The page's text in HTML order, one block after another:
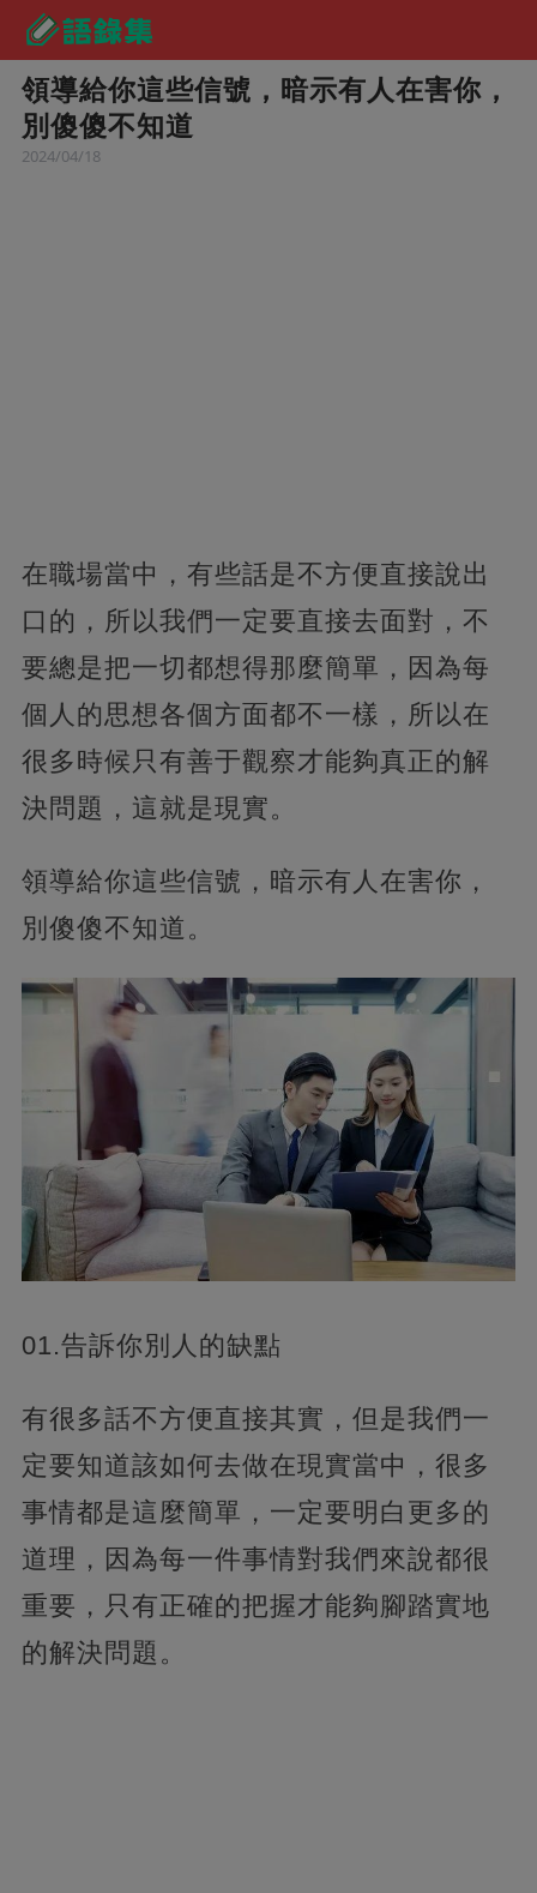
領導給你這些信號，暗示有人在害你，
別傻傻不知道
2024/04/18
在職場當中，有些話是不方便直接說出
口的，所以我們一定要直接去面對，不
要總是把一切都想得那麼簡單，因為每
個人的思想各個方面都不一樣，所以在
很多時候只有善于觀察才能夠真正的解
決問題，這就是現實。
領導給你這些信號，暗示有人在害你，
別傻傻不知道。
01.告訴你別人的缺點
有很多話不方便直接其實，但是我們一
定要知道該如何去做在現實當中，很多
事情都是這麼簡單，一定要明白更多的
道理，因為每一件事情對我們來說都很
重要，只有正確的把握才能夠腳踏實地
的解決問題。